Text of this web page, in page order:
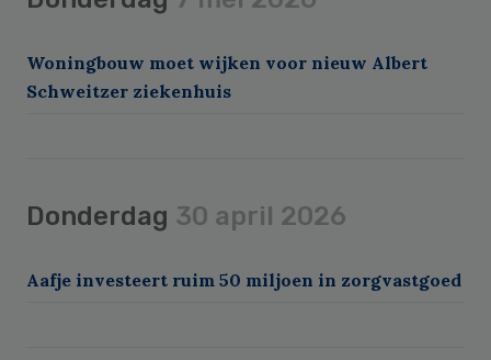
Woningbouw moet wijken voor nieuw Albert
Schweitzer ziekenhuis
Donderdag 30 april 2026
Aafje investeert ruim 50 miljoen in zorgvastgoed